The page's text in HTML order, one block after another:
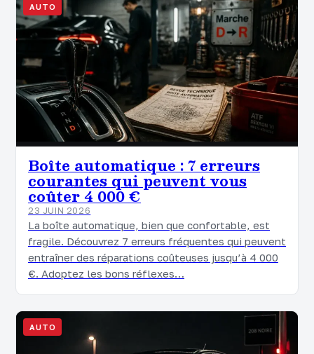
AUTO
Boîte automatique : 7 erreurs
courantes qui peuvent vous
coûter 4 000 €
23 JUIN 2026
La boîte automatique, bien que confortable, est
fragile. Découvrez 7 erreurs fréquentes qui peuvent
entraîner des réparations coûteuses jusqu’à 4 000
€. Adoptez les bons réflexes…
AUTO